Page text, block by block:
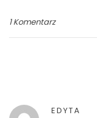
1 Komentarz
EDYTA